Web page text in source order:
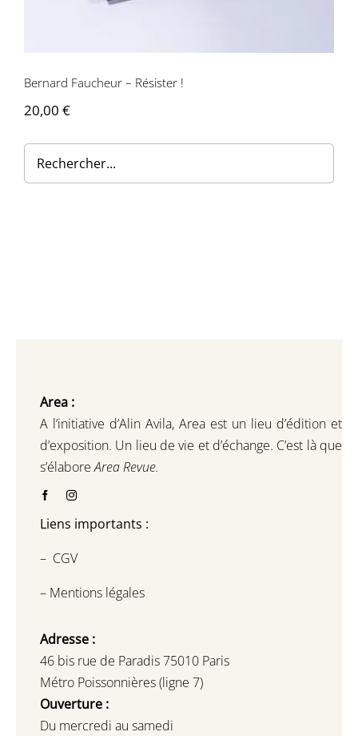
Bernard Faucheur – Résister !
20,00 €
Area :
A l’initiative d’Alin Avila, Area est un lieu d’édition et
d’exposition. Un lieu de vie et d’échange. C’est là que
s’élaboreArea Revue.
Liens importants :
– CGV
– Mentions légales
Adresse :
46 bis rue de Paradis 75010 Paris
Métro Poissonnières (ligne 7)
Ouverture :
Du mercredi au samedi